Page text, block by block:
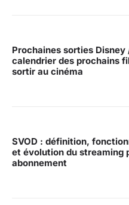
Prochaines sorties Disney
calendrier des prochains
sortir au cinéma
SVOD : définition,
et évolution du streaming
abonnement